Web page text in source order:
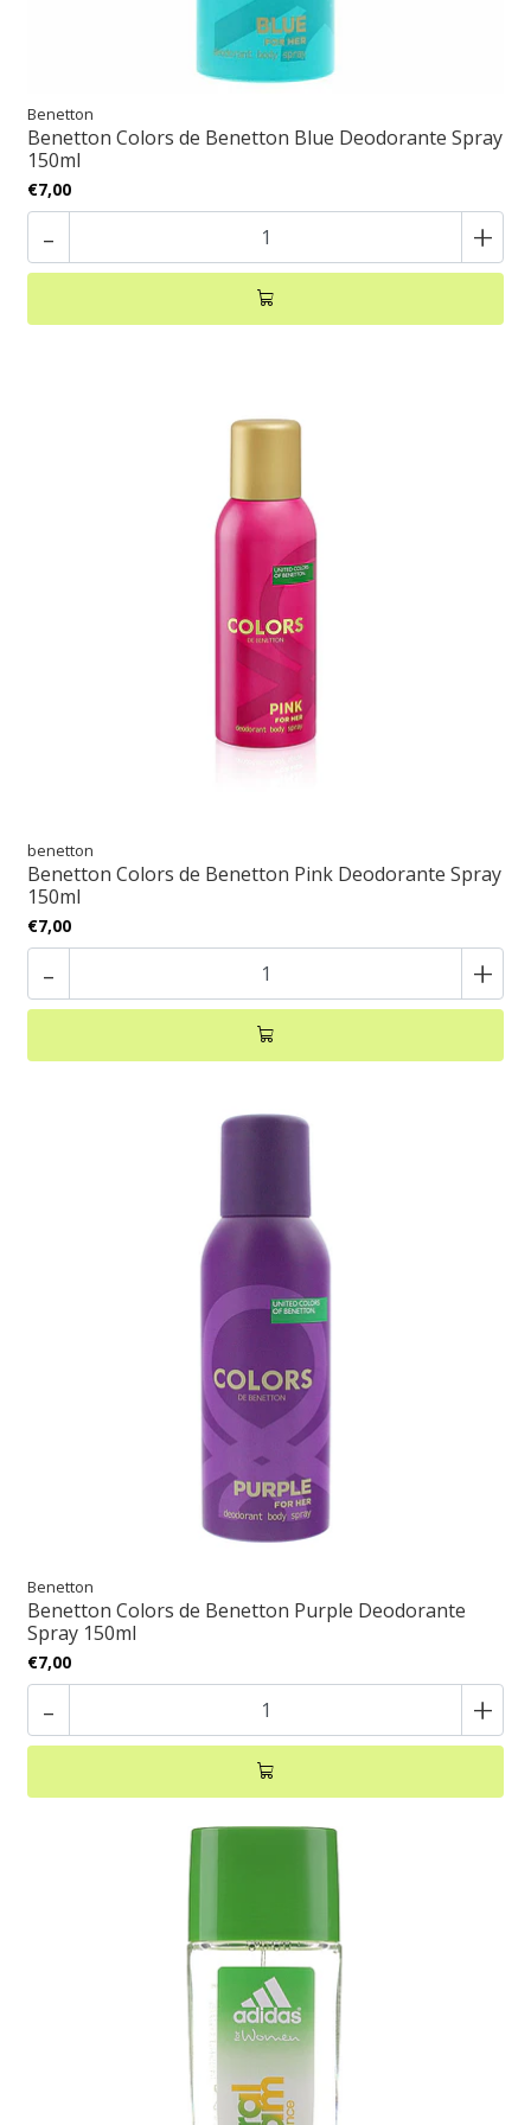
Benetton
Benetton Colors de Benetton Blue Deodorante Spray
150ml
€7,00
- +
benetton
Benetton Colors de Benetton Pink Deodorante Spray
150ml
€7,00
- +
Benetton
Benetton Colors de Benetton Purple Deodorante
Spray 150ml
€7,00
- +